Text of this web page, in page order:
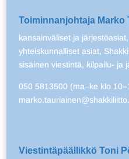
Toiminnanjohtaja Marko
kansainväliset ja
yhteiskunnalliset asiat,
sisäinen viestintä, kilpailu- ja
050 5813500 (ma–ke klo
Viestintäpäällikkö Toni